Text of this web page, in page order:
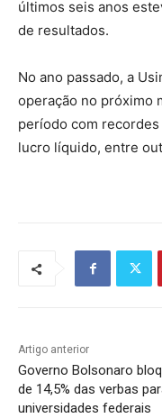
últimos seis anos
de resultados.
No ano passado, a
operação no próximo
período com
lucro líquido, entre
Artigo anterior
Governo Bolsonaro
de 14,5% das verbas
universidades federais